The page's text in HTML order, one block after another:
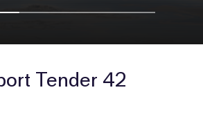
Tender 42